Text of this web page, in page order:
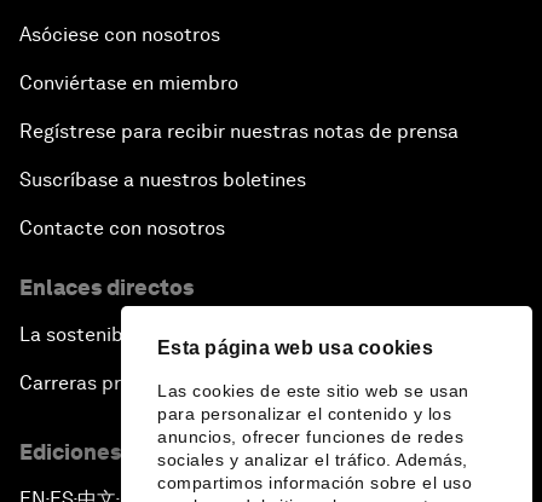
Esta página web usa cookies
Las cookies de este sitio web se usan
para personalizar el contenido y los
anuncios, ofrecer funciones de redes
sociales y analizar el tráfico. Además,
compartimos información sobre el uso
Asóciese con nosotros
Conviértase en miembro
Regístrese para recibir nuestras notas de prensa
Suscríbase a nuestros boletines
Contacte con nosotros
Enlaces directos
La sostenibilidad en el Foro
Carreras profesionales
Ediciones en otros idiomas
▪ ▪ ▪